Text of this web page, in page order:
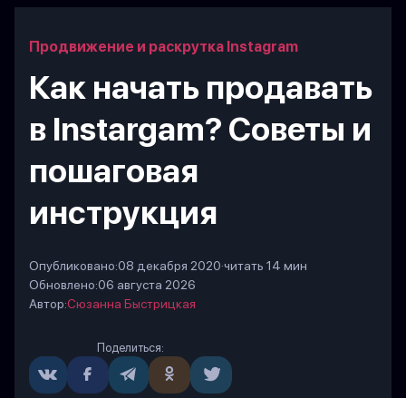
Продвижение и раскрутка Instagram
Как начать продавать
в Instargam? Советы и
пошаговая
инструкция
Опубликовано:08 декабря 2020·читать 14 мин
Обновлено:06 августа 2026
Автор:Сюзанна Быстрицкая
Поделиться: